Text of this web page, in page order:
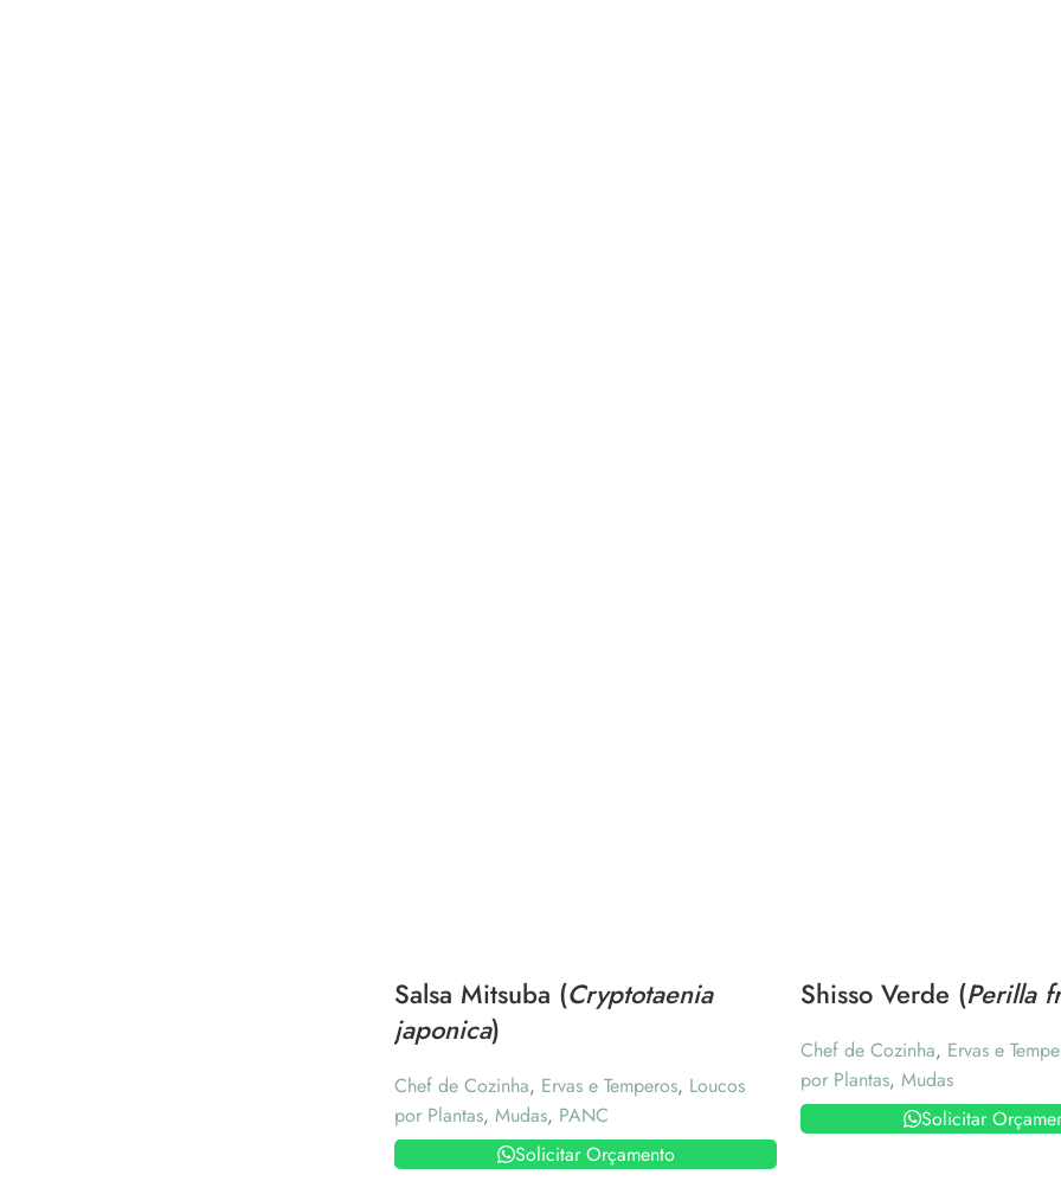
Salsa Mitsuba (Cryptotaenia
japonica)
Chef de Cozinha, Ervas e Temperos, Loucos
por Plantas, Mudas, PANC
Solicitar Orçamento
Shisso Verde (Perilla
Chef de Cozinha, Ervas e
por Plantas, Mudas
Solicitar